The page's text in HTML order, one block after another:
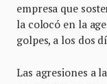
empresa que
la colocó en la
golpes, a los dos
Las agresiones a